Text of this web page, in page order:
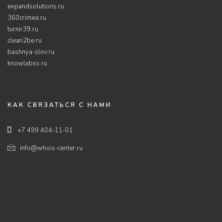
expandsolutions.ru
360crimea.ru
turnir39.ru
clean2be.ru
bashnya-slov.ru
knowlabss.ru
КАК СВЯЗАТЬСЯ С НАМИ
+7 499 404-11-01
info@whois-center.ru